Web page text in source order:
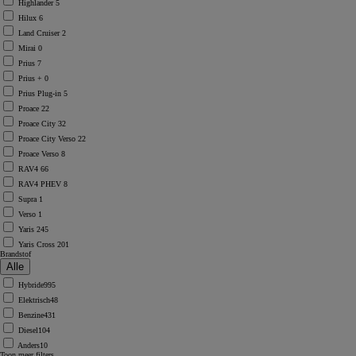
Highlander5
Hilux 6
Land Cruiser2
Mirai 0
Prius 7
Prius + 0
Prius Plug-in 5
Proace 22
Proace City 32
Proace City Verso 22
Proace Verso 8
RAV4 66
RAV4 PHEV 8
Supra 1
Verso 1
Yaris 245
Yaris Cross 201
Brandstof
Hybride995
Elektrisch48
Benzine431
Diesel104
Anders10